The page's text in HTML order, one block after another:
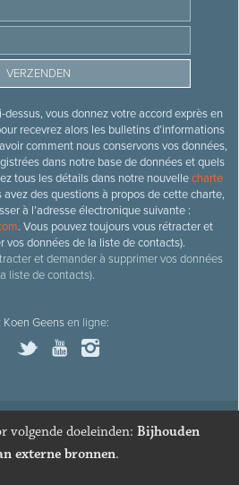
vous donnez votre accord exprès en
recevrez alors les bulletins d’informations
comment nous conservons vos données,
dans notre base de données et quels
tous les détails dans notre nouvellecharte
avez des questions à propos de cette charte,
à l’adresse électronique suivante :
. Vous pouvez toujours vous rétracter et
vos données de la liste de contacts).
et demander à supprimer vos données
liste de contacts).
Koen Geensen ligne:
député honoraire
volgende doeleinden: Bijhouden
externe bronnen.